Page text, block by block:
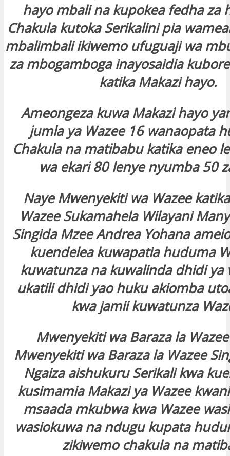
hayo mbali na kupokea fedha za
Chakula kutoka Serikalini pia
mbalimbali ikiwemo ufuguaji wa
za mbogamboga inayosaidia
katika Makazi hayo.
Ameongeza kuwa Makazi hayo
jumla ya Wazee 16 wanaopata
Chakula na matibabu katika eneo
wa ekari 80 lenye nyumba 50
Naye Mwenyekiti wa Wazee
Wazee Sukamahela Wilayani
Singida Mzee Andrea Yohana
kuendelea kuwapatia huduma
kuwatunza na kuwalinda dhidi ya
ukatili dhidi yao huku akiomba
kwa jamii kuwatunza
Mwenyekiti wa Baraza la
Mwenyekiti wa Baraza la Wazee
Ngaiza aishukuru Serikali kwa
kusimamia Makazi ya Wazee
msaada mkubwa kwa Wazee
wasiokuwa na ndugu kupata
zikiwemo chakula na